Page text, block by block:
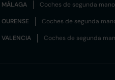
MÁLAGA Coches de segunda
OURENSE Coches de segunda
VALENCIA Coches de segunda